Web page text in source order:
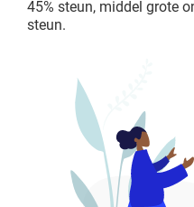
45% steun, middel grote
steun.